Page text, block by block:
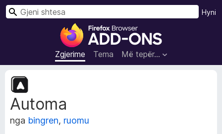
S
h
t
e
Zgjerime Tema Më tepër…
Hyni
K
Automa
nga bingren, ruomu
T
e
t
ë